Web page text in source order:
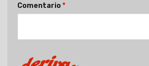
Comentario